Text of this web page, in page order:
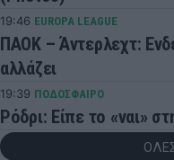
19:46 EUROPA LEAGUE
ΠΑΟΚ – Άντερλεχτ:
αλλάζει
19:39 ΠΟΔΟΣΦΑΙΡΟ
Ρόδρι: Είπε το «ναι»